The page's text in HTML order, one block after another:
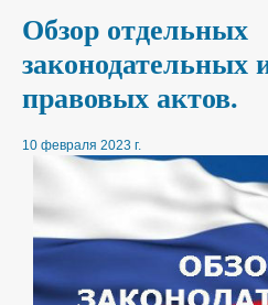
Обзор отдельных
законодательных
правовых актов.
10 февраля 2023 г.